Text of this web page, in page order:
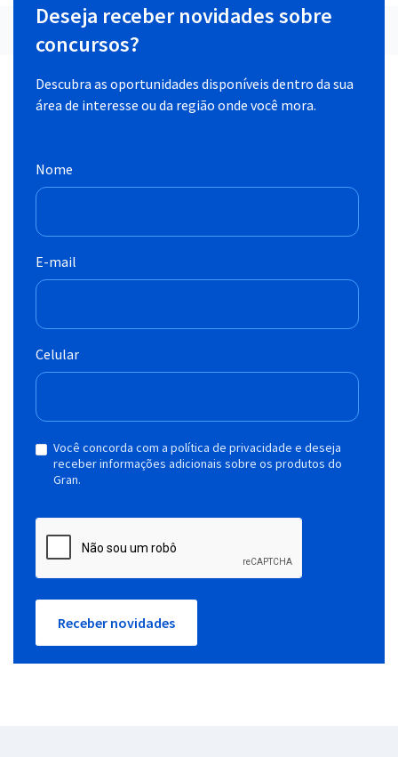
Deseja receber novidades sobre
concursos?
Descubra as oportunidades disponíveis dentro da sua
área de interesse ou da região onde você mora.
Nome
E-mail
Celular
Você concorda com a política de privacidade e deseja
receber informações adicionais sobre os produtos do
Gran.
Receber novidades